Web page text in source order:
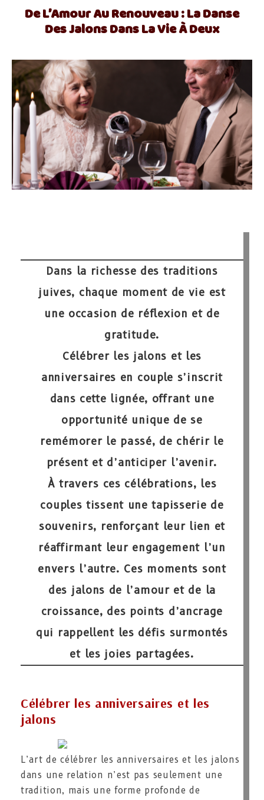
De L’Amour Au Renouveau : La Danse
Des Jalons Dans La Vie À Deux
Dans la richesse des traditions
juives, chaque moment de vie est
une occasion de réflexion et de
gratitude.
Célébrer les jalons et les
anniversaires en couple s’inscrit
dans cette lignée, offrant une
opportunité unique de se
remémorer le passé, de chérir le
présent et d’anticiper l’avenir.
À travers ces célébrations, les
couples tissent une tapisserie de
souvenirs, renforçant leur lien et
réaffirmant leur engagement l’un
envers l’autre. Ces moments sont
des jalons de l’amour et de la
croissance, des points d’ancrage
qui rappellent les défis surmontés
et les joies partagées.
Célébrer les anniversaires et les
jalons
L’art de célébrer les anniversaires et les jalons
dans une relation n’est pas seulement une
tradition, mais une forme profonde de